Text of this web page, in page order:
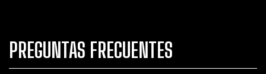
PREGUNTAS FRECUENTES